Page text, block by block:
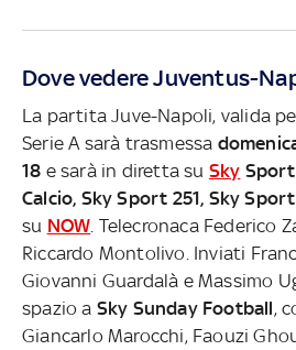
Dove vedere Juventus-
La partita Juve-Napoli, valida
Serie A sarà trasmessa
18 e sarà in diretta su Sky
Calcio, Sky Sport 251, Sky
su NOW . Telecronaca Federico
Riccardo Montolivo. Inviati
Giovanni Guardalà e Massimo
spazio a Sky Sunday Football,
Giancarlo Marocchi, Faouzi